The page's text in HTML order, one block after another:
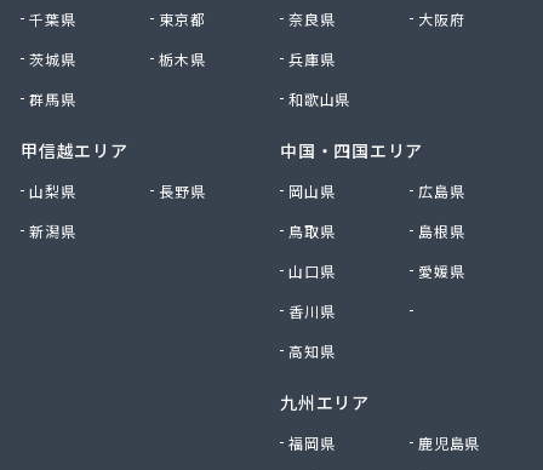
谷中田プロパン店
中央セントラルガス株式会社 宇都宮営業所
中央セントラルガス株式会社 那須営業所
町田屋商店出光興産大沢給油所
津吹商店
津田商店
田邊工業株式会社 佐野工場
田邊工業株式会社 足利営業所
東京ガスエネルギー株式会社 宇都宮サービスセン
千葉県
東京都
茨城県
栃木県
群馬県
甲信越エリア
山梨県
長野県
新潟県
奈良県
大阪府
兵庫県
和歌山県
中国・四国エリア
岡山県
広島県
鳥取県
島根県
山口県
愛媛県
香川県
高知県
九州エリア
福岡県
鹿児島県